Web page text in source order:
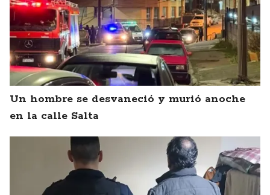
Un hombre se desvaneció y murió anoche
en la calle Salta